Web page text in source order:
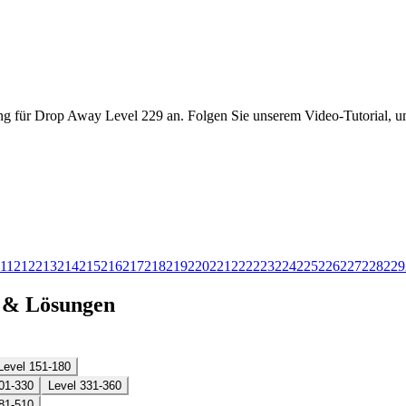
für Drop Away Level 229 an. Folgen Sie unserem Video-Tutorial,
212213214215216217218219220221 222223224225226227228229
Lösungen
151-180
330
Level 331-360